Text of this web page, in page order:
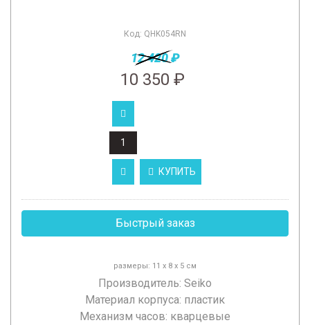
Код: QHK054RN
12 420 ₽
10 350 ₽
КУПИТЬ
Быстрый заказ
размеры: 11 х 8 х 5 см
Производитель: Seiko
Материал корпуса: пластик
Механизм часов: кварцевые